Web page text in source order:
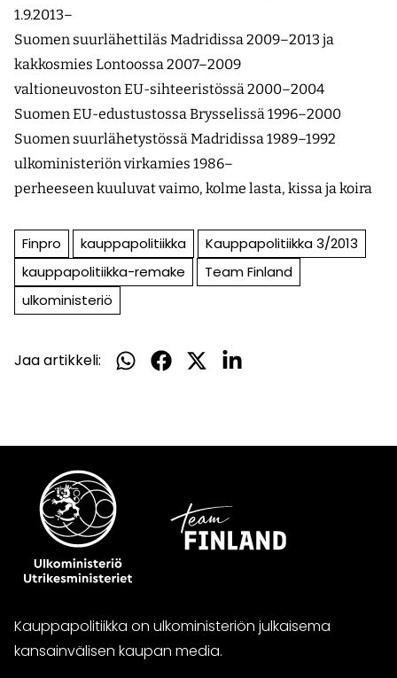
1.9.2013–
Suomen suurlähettiläs Madridissa 2009–2013 ja
kakkosmies Lontoossa 2007–2009
valtioneuvoston EU-sihteeristössä 2000–2004
Suomen EU-edustustossa Brysselissä 1996–2000
Suomen suurlähetystössä Madridissa 1989–1992
ulkoministeriön virkamies 1986–
perheeseen kuuluvat vaimo, kolme lasta, kissa ja koira
Finpro kauppapolitiikka
Kauppapolitiikka 3/2013
kauppapolitiikka-remake
Team Finland
ulkoministeriö
Jaa artikkeli:
Jaa
Jaa
Jaa
Jaa
Kauppapolitiikka on ulkoministeriön julkaisema
kansainvälisen kaupan media.